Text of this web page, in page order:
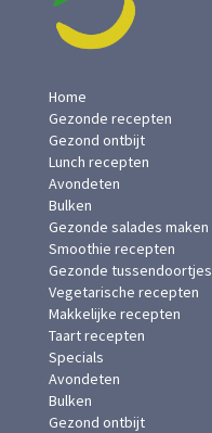
Home
Gezonde recepten
Gezond ontbijt
Lunch recepten
Avondeten
Bulken
Gezonde salades maken
Smoothie recepten
Gezonde tussendoortjes
Vegetarische recepten
Makkelijke recepten
Taart recepten
Specials
Avondeten
Bulken
Gezond ontbijt